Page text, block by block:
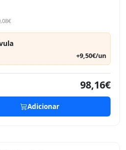
+9,50€/un
98,16€
Adicionar